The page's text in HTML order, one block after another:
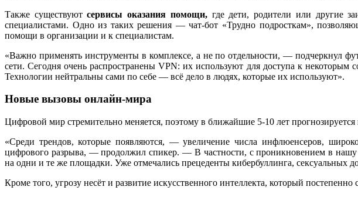
Также существуютсервисы оказания помощи,где дети, родители или другие
специалистами. Одно из таких решения — чат-бот «Трудно подросткам»,
помощи в организации и к специалистам.
«Важно применять инструменты в комплексе, а не по отдельности, — подчеркнул
сети. Сегодня очень распространены VPN: их используют для доступа к некоторым
Технологии нейтральны сами по себе — всё дело в людях, которые их используют».
Новые вызовы онлайн-мира
Цифровой мир стремительно меняется, поэтому в ближайшие 5-10 лет
«Среди трендов, которые появляются, — увеличение числа инфлюенсеров,
цифрового разрыва, — продолжил спикер. — В частности, с проникновением в нашу
на одни и те же площадки. Уже отмечались прецеденты кибербуллинга, сексуальных
Кроме того, угрозу несёт и развитие искусственного интеллекта, который постепенно